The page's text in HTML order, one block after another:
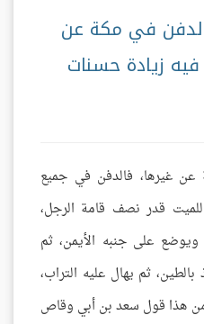
في مكة عن
زيادة حسنات
غيرها، فالدفن في جميع
قدر نصف قامة الرجل،
على جنبه الأيمن، ثم
ثم يهال عليه التراب،
هذا قول سعد بن أبي وقاص